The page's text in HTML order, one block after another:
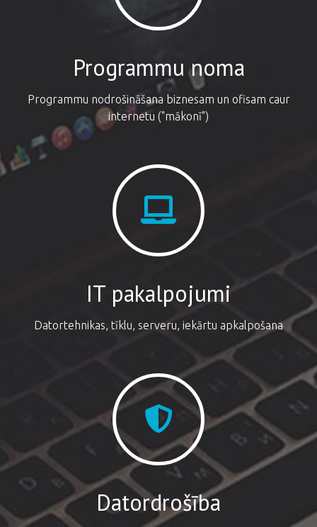
Programmu noma
Programmu nodrošināšana biznesam un ofisam caur
internetu ("mākonī")
IT pakalpojumi
Datortehnikas, tīklu, serveru, iekārtu apkalpošana
Datordrošība